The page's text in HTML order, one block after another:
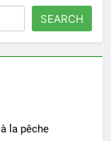
SEARCH
la pêche